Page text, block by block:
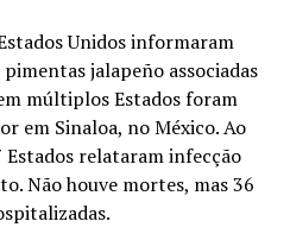
arroba
por arroba
R$ 341,82 por arroba
por arroba
Unidos informaram
jalapeño associadas
múltiplos Estados foram
em Sinaloa, no México. Ao
Estados relataram infecção
Não houve mortes, mas 36